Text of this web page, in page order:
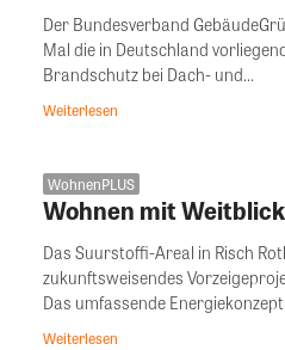
Der Bundesverband
Mal die in Deutschland
Brandschutz bei Dach- und...
Weiterlesen
WohnenPLUS
Wohnen mit Weitblick
Das Suurstoffi-Areal in Risch
zukunftsweisendes
Das umfassende
Weiterlesen